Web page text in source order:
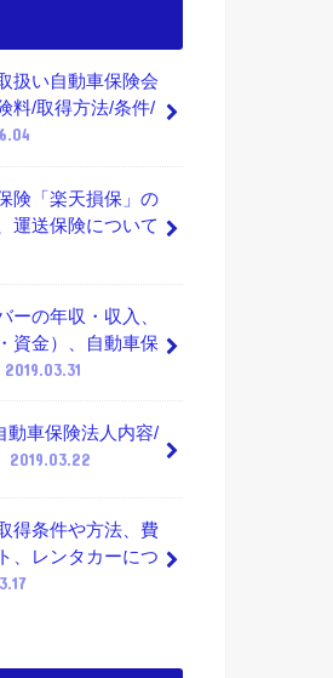
扱い自動車保険会
料/取得方法/条件/
険「楽天損保」の
運送保険について
ーの年収・収入、
資金）、自動車保
2019.03.31
動車保険法人内容/
2019.03.22
得条件や方法、費
、レンタカーにつ